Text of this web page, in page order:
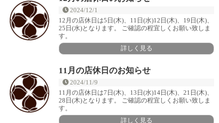
2024/12/1
12月の店休日は5日(木)、11日(水)12日(木)、19日(木)、
25日(水)となります。 ご確認の程宜しくお願い致しま
す。
詳しく見る
11月の店休日のお知らせ
2024/11/9
11月の店休日は7日(木)、13日(水)14日(木)、21日(木)、
28日(木)となります。 ご確認の程宜しくお願い致しま
す。
詳しく見る